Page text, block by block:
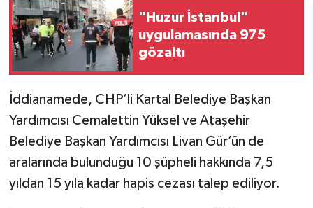
"Huzur İstanbul"
uygulamasında 975
gözaltı
İddianamede, CHP’li Kartal Belediye Başkan
Yardımcısı Cemalettin Yüksel ve Ataşehir
Belediye Başkan Yardımcısı Livan Gür’ün de
aralarında bulunduğu 10 şüpheli hakkında 7,5
yıldan 15 yıla kadar hapis cezası talep ediliyor.